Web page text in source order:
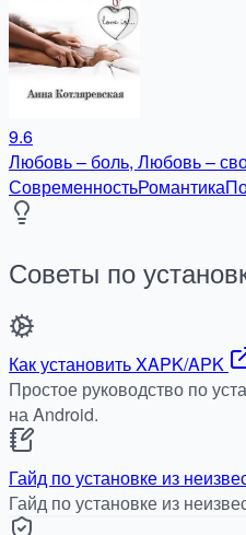
9.6
Любовь – боль, Любовь –
СовременностьРомантика
Советы по
Как установить XAPK/APK
Простое руководство по
на Android.
Гайд по установке из
Гайд по установке из